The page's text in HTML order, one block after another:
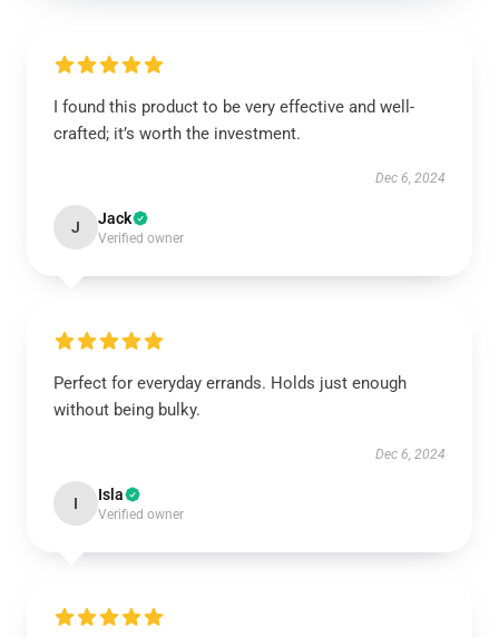
I found this product to be very effective and well-
crafted; it’s worth the investment.
Dec 6, 2024
J Jack
Verified owner
Perfect for everyday errands. Holds just enough
without being bulky.
Dec 6, 2024
I Isla
Verified owner